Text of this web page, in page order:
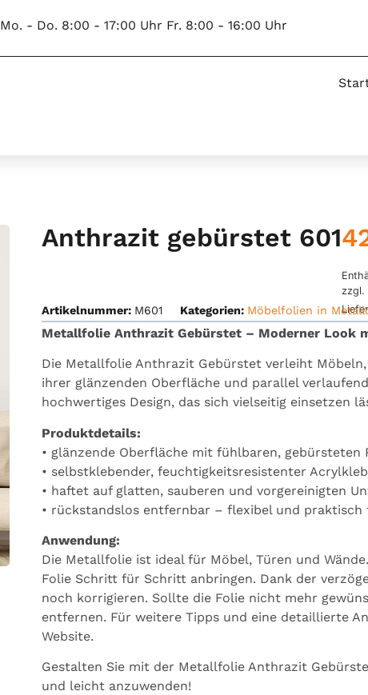
Mo. - Do. 8:00 - 17:00 Uhr Fr. 8:00 - 16:00 Uhr
Anthrazit gebürstet 601
zzgl.
Artikelnummer: M601 Kategorien: Möbelfolien in
Metallfolie Anthrazit Gebürstet – Moderner Look
Die Metallfolie Anthrazit Gebürstet verleiht
ihrer glänzenden Oberfläche und parallel
hochwertiges Design, das sich vielseitig einsetzen
Produktdetails:
• glänzende Oberfläche mit fühlbaren, gebürsteten
• selbstklebender, feuchtigkeitsresistenter
• haftet auf glatten, sauberen und vorgereinigten
• rückstandslos entfernbar – flexibel und praktisch
Anwendung:
Die Metallfolie ist ideal für Möbel, Türen und
Folie Schritt für Schritt anbringen. Dank der
noch korrigieren. Sollte die Folie nicht mehr
entfernen. Für weitere Tipps und eine detaillierte
Website.
Gestalten Sie mit der Metallfolie Anthrazit
und leicht anzuwenden!